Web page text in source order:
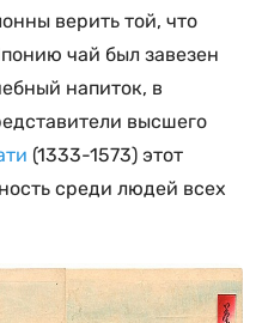
верить той, что
чай был завезен
напиток, в
высшего
(1333-1573) этот
среди людей всех